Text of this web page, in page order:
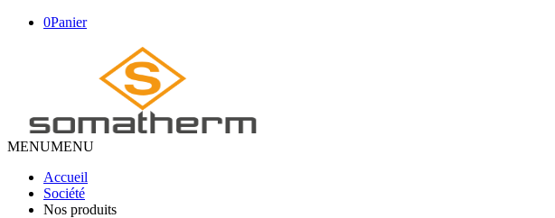
0Panier
MENUMENU
Accueil
Société
Nos produits